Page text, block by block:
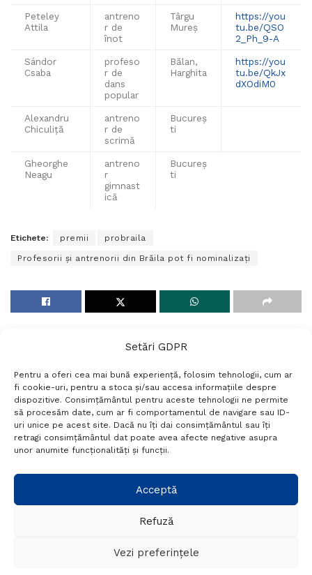
Setări GDPR
Pentru a oferi cea mai bună experiență, folosim tehnologii, cum ar
fi cookie-uri, pentru a stoca și/sau accesa informațiile despre
dispozitive. Consimțământul pentru aceste tehnologii ne permite
să procesăm date, cum ar fi comportamentul de navigare sau ID-
uri unice pe acest site. Dacă nu îți dai consimțământul sau îți
retragi consimțământul dat poate avea afecte negative asupra
unor anumite funcționalități și funcții.
Acceptă
Refuză
Vezi preferințele
Peteley
Attila
antreno
r de
înot
Târgu
Mureș
https://you
tu.be/QSO
2_Ph_9-A
Sándor
Csaba
profeso
r de
dans
popular
Bălan,
Harghita
https://you
tu.be/QkJx
dXOdiM0
Alexandru
Chiculiță
antreno
r de
scrimă
Bucureș
ti
Gheorghe
Neagu
antreno
r
gimnast
ică
Bucureș
ti
Etichete: premii probraila
Profesorii și antrenorii din Brăila pot fi nominalizați
Termeni si conditii
Politică de confidențialitate
Politica cookies
Setări GDPR
+40 788 760 194